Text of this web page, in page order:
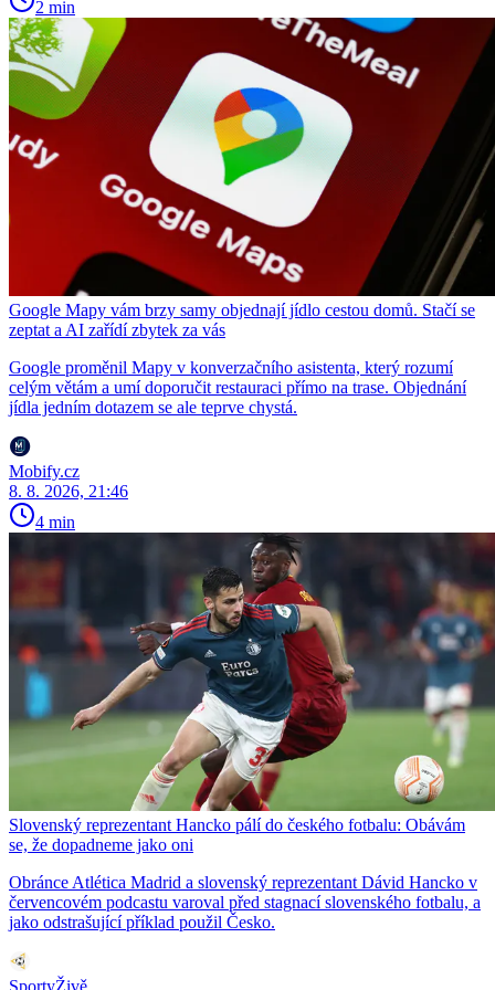
2 min
Google Mapy vám brzy samy objednají jídlo cestou domů. Stačí se
zeptat a AI zařídí zbytek za vás
Google proměnil Mapy v konverzačního asistenta, který rozumí
celým větám a umí doporučit restauraci přímo na trase. Objednání
jídla jedním dotazem se ale teprve chystá.
Mobify.cz
8. 8. 2026, 21:46
4 min
Slovenský reprezentant Hancko pálí do českého fotbalu: Obávám
se, že dopadneme jako oni
Obránce Atlética Madrid a slovenský reprezentant Dávid Hancko v
červencovém podcastu varoval před stagnací slovenského fotbalu, a
jako odstrašující příklad použil Česko.
SportyŽivě